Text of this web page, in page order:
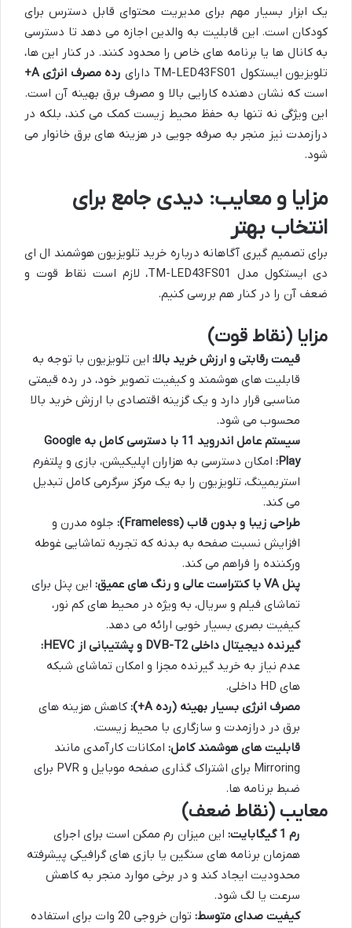
یک ابزار بسیار مهم برای مدیریت محتوای قابل دسترس برای
کودکان است. این قابلیت به والدین اجازه می دهد تا دسترسی
به کانال ها یا برنامه های خاص را محدود کنند. در کنار این ها،
تلویزیون ایستکول TM-LED43FS01 دارای
رده مصرف انرژی A+
است که نشان دهنده کارایی بالا و مصرف برق بهینه آن است.
این ویژگی نه تنها به حفظ محیط زیست کمک می کند، بلکه در
درازمدت نیز منجر به صرفه جویی در هزینه های برق خانوار می
شود.
مزایا و معایب: دیدی جامع برای
انتخاب بهتر
برای تصمیم گیری آگاهانه درباره خرید تلویزیون هوشمند ال ای
دی ایستکول مدل TM-LED43FS01، لازم است نقاط قوت و
ضعف آن را در کنار هم بررسی کنیم.
مزایا (نقاط قوت)
قیمت رقابتی و ارزش خرید بالا: این تلویزیون با توجه به
قابلیت های هوشمند و کیفیت تصویر خود، در رده قیمتی
مناسبی قرار دارد و یک گزینه اقتصادی با ارزش خرید بالا
محسوب می شود.
سیستم عامل اندروید 11 با دسترسی کامل به Google
Play: امکان دسترسی به هزاران اپلیکیشن، بازی و پلتفرم
استریمینگ، تلویزیون را به یک مرکز سرگرمی کامل تبدیل
می کند.
طراحی زیبا و بدون قاب (Frameless):
جلوه مدرن و
افزایش نسبت صفحه به بدنه که تجربه تماشایی غوطه
ورکننده را فراهم می کند.
پنل VA با کنتراست عالی و رنگ های عمیق:
این پنل برای
تماشای فیلم و سریال، به ویژه در محیط های کم نور،
کیفیت بصری بسیار خوبی ارائه می دهد.
گیرنده دیجیتال داخلی DVB-T2 و پشتیبانی از HEVC:
عدم نیاز به خرید گیرنده مجزا و امکان تماشای شبکه
های HD داخلی.
مصرف انرژی بسیار بهینه (رده A+):
کاهش هزینه های
برق در درازمدت و سازگاری با محیط زیست.
قابلیت های هوشمند کامل: امکانات کارآمدی مانند
Mirroring برای اشتراک گذاری صفحه موبایل و PVR برای
ضبط برنامه ها.
معایب (نقاط ضعف)
رم 1 گیگابایت:
این میزان رم ممکن است برای اجرای
همزمان برنامه های سنگین یا بازی های گرافیکی پیشرفته
محدودیت ایجاد کند و در برخی موارد منجر به کاهش
سرعت یا لگ شود.
کیفیت صدای متوسط:
توان خروجی 20 وات برای استفاده